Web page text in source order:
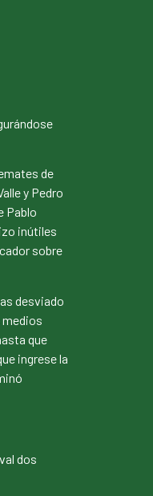
de
y Pedro
Pablo
inútiles
sobre
desviado
medios
que
ingrese la
dos